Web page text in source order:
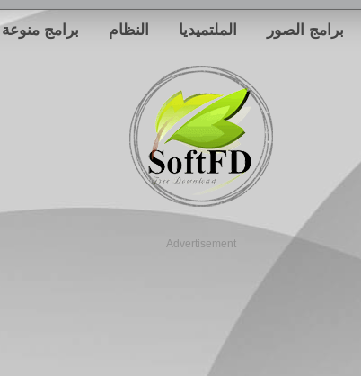
برامج الصور الملتميديا النظام برامج منوعة
Advertisement